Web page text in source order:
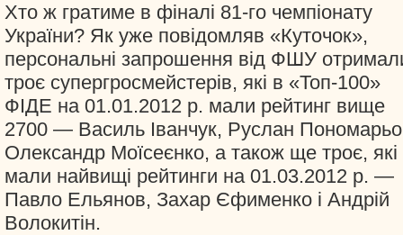
Хто ж гратиме в фіналі 81-го чемпіонату
України? Як уже повідомляв «Куточок»,
персональні запрошення від ФШУ
троє супергросмейстерів, які в «Топ-100»
ФІДЕ на 01.01.2012 р. мали рейтинг вище
2700 — Василь Іванчук, Руслан
Олександр Моїсеєнко, а також ще троє, які
мали найвищі рейтинги на 01.03.2012 р. —
Павло Ельянов, Захар Єфименко і Андрій
Волокитін.